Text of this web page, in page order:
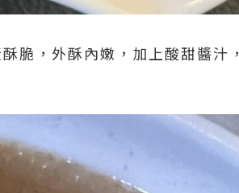
脆，外酥內嫩，加上酸甜醬汁，